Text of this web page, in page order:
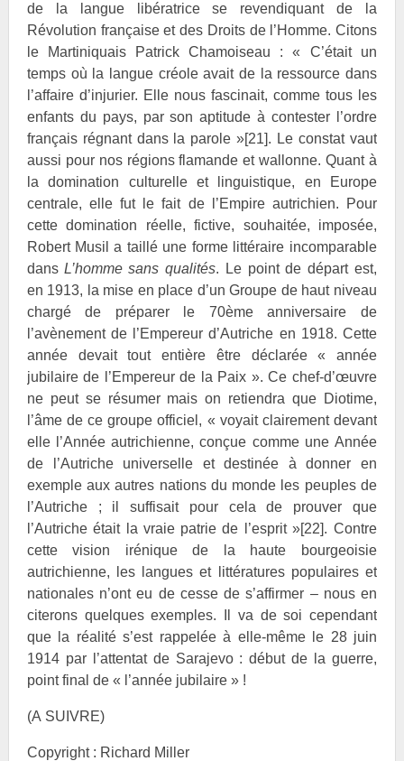
de la langue libératrice se revendiquant de la
Révolution française et des Droits de l’Homme. Citons
le Martiniquais Patrick Chamoiseau : « C’était un
temps où la langue créole avait de la ressource dans
l’affaire d’injurier. Elle nous fascinait, comme tous les
enfants du pays, par son aptitude à contester l’ordre
français régnant dans la parole »[21]. Le constat vaut
aussi pour nos régions flamande et wallonne. Quant à
la domination culturelle et linguistique, en Europe
centrale, elle fut le fait de l’Empire autrichien. Pour
cette domination réelle, fictive, souhaitée, imposée,
Robert Musil a taillé une forme littéraire incomparable
dans L’homme sans qualités. Le point de départ est,
en 1913, la mise en place d’un Groupe de haut niveau
chargé de préparer le 70ème anniversaire de
l’avènement de l’Empereur d’Autriche en 1918. Cette
année devait tout entière être déclarée « année
jubilaire de l’Empereur de la Paix ». Ce chef-d’œuvre
ne peut se résumer mais on retiendra que Diotime,
l’âme de ce groupe officiel, « voyait clairement devant
elle l’Année autrichienne, conçue comme une Année
de l’Autriche universelle et destinée à donner en
exemple aux autres nations du monde les peuples de
l’Autriche ; il suffisait pour cela de prouver que
l’Autriche était la vraie patrie de l’esprit »[22]. Contre
cette vision irénique de la haute bourgeoisie
autrichienne, les langues et littératures populaires et
nationales n’ont eu de cesse de s’affirmer – nous en
citerons quelques exemples. Il va de soi cependant
que la réalité s’est rappelée à elle-même le 28 juin
1914 par l’attentat de Sarajevo : début de la guerre,
point final de « l’année jubilaire » !
(A SUIVRE)
Copyright : Richard Miller